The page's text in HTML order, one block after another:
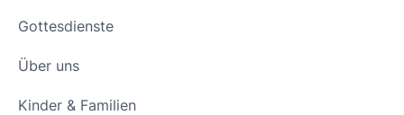
Gottesdienste
Über uns
Kinder & Familien